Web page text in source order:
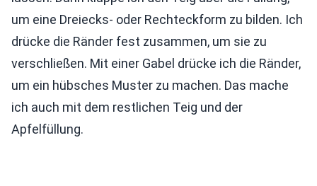
um eine Dreiecks- oder Rechteckform zu bilden. Ich
drücke die Ränder fest zusammen, um sie zu
verschließen. Mit einer Gabel drücke ich die Ränder,
um ein hübsches Muster zu machen. Das mache
ich auch mit dem restlichen Teig und der
Apfelfüllung.